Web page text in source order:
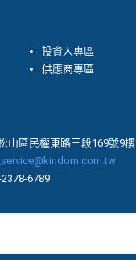
投資人專區
供應商專區
山區民權東路三段169號9樓
6789